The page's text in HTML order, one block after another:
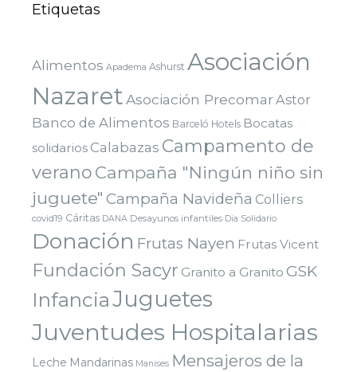
Etiquetas
Alimentos Apadema Ashurst Asociación
NazaretAsociación PrecomarAstor
Banco de Alimentos Barceló Hotels Bocatas
solidarios Calabazas Campamento de
verano Campaña "Ningún niño sin
juguete" Campaña Navideña Colliers
covid19 Cáritas DANA Desayunos infantiles Dia Solidario
Donación Frutas Nayen Frutas Vicent
Fundación Sacyr Granito a Granito GSK
InfanciaJuguetes
Juventudes Hospitalarias
Leche Mandarinas Manises Mensajeros de la